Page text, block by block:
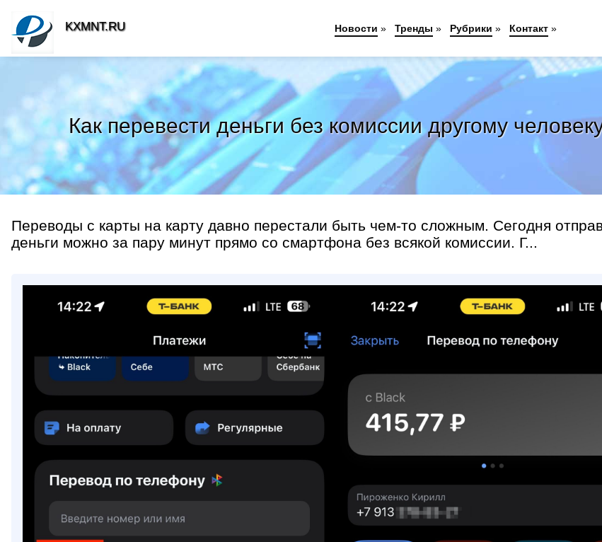
Как перевести деньги без комиссии другому
Переводы с карты на карту давно перестали быть чем-то сложным. Сегодня
деньги можно за пару минут прямо со смартфона без всякой комиссии. Г...
KXMNT.RU Новости » Тренды » Рубрики » Контакт»